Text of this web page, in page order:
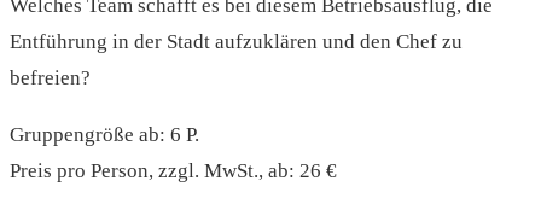
Welches Team schafft es bei diesem Betriebsausflug, die
Entführung in der Stadt aufzuklären und den Chef zu
befreien?
Gruppengröße ab: 6 P.
Preis pro Person, zzgl. MwSt., ab: 26 €